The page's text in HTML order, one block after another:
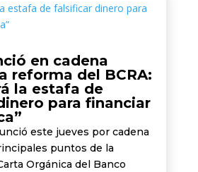
en cadena
reforma del BCRA:
la estafa de
para financiar
este jueves por cadena
puntos de la
Orgánica del Banco